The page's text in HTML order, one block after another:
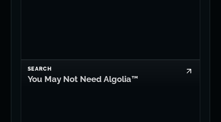
SEARCH
You May Not Need Algolia™